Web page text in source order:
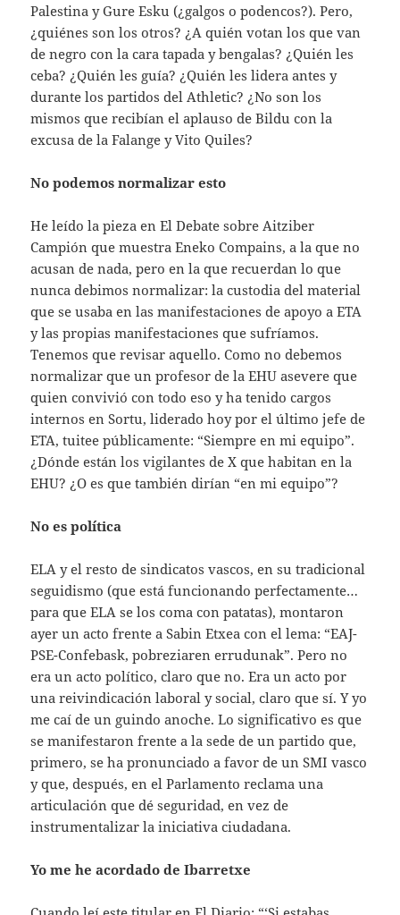
Palestina y Gure Esku (¿galgos o podencos?). Pero,
¿quiénes son los otros? ¿A quién votan los que van
de negro con la cara tapada y bengalas? ¿Quién les
ceba? ¿Quién les guía? ¿Quién les lidera antes y
durante los partidos del Athletic? ¿No son los
mismos que recibían el aplauso de Bildu con la
excusa de la Falange y Vito Quiles?
No podemos normalizar esto
He leído la pieza en El Debate sobre Aitziber
Campión que muestra Eneko Compains, a la que no
acusan de nada, pero en la que recuerdan lo que
nunca debimos normalizar: la custodia del material
que se usaba en las manifestaciones de apoyo a ETA
y las propias manifestaciones que sufríamos.
Tenemos que revisar aquello. Como no debemos
normalizar que un profesor de la EHU asevere que
quien convivió con todo eso y ha tenido cargos
internos en Sortu, liderado hoy por el último jefe de
ETA, tuitee públicamente: “Siempre en mi equipo”.
¿Dónde están los vigilantes de X que habitan en la
EHU? ¿O es que también dirían “en mi equipo”?
No es política
ELA y el resto de sindicatos vascos, en su tradicional
seguidismo (que está funcionando perfectamente…
para que ELA se los coma con patatas), montaron
ayer un acto frente a Sabin Etxea con el lema: “EAJ-
PSE-Confebask, pobreziaren errudunak”. Pero no
era un acto político, claro que no. Era un acto por
una reivindicación laboral y social, claro que sí. Y yo
me caí de un guindo anoche. Lo significativo es que
se manifestaron frente a la sede de un partido que,
primero, se ha pronunciado a favor de un SMI vasco
y que, después, en el Parlamento reclama una
articulación que dé seguridad, en vez de
instrumentalizar la iniciativa ciudadana.
Yo me he acordado de Ibarretxe